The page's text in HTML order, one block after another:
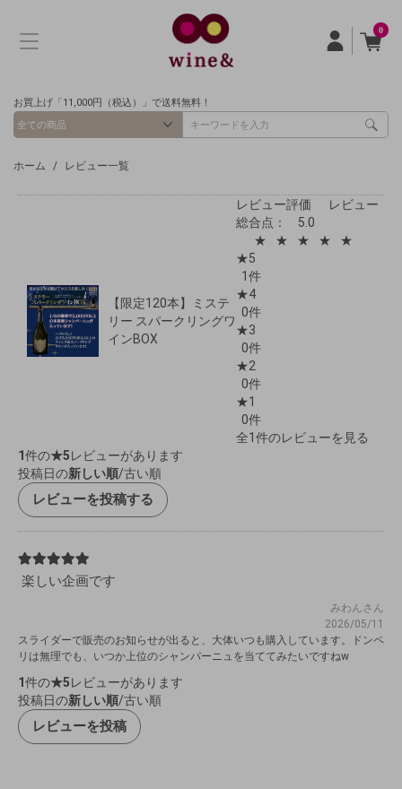
0
お買上げ「11,000円（税込）」で送料無料！
ホーム レビュー一覧
【限定120本】ミステ
リー スパークリングワ
インBOX
レビュー評価
レビュー
総合点：
5.0
★
★ ★ ★
★
★5
1件
★4
0件
★3
0件
★2
0件
★1
0件
全1件のレビューを見る
1件の★5レビューがあります
投稿日の新しい順/古い順
レビューを投稿する
楽しい企画です
みわんさん
2026/05/11
スライダーで販売のお知らせが出ると、大体いつも購入しています。ドンペ
リは無理でも、いつか上位のシャンパーニュを当ててみたいですねw
1件の★5レビューがあります
投稿日の新しい順/古い順
レビューを投稿